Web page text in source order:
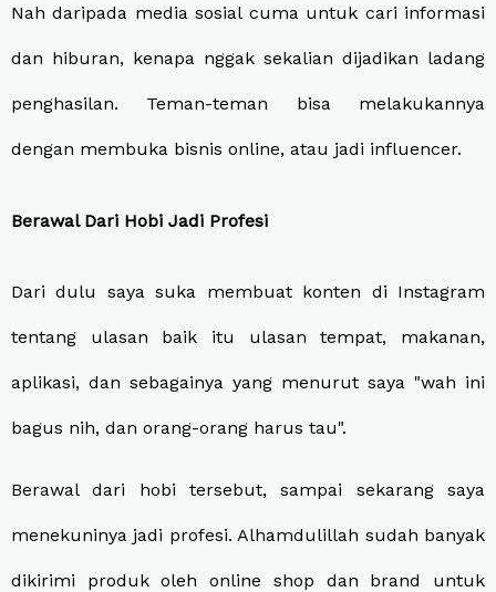
Nah daripada media sosial cuma untuk cari informasi
dan hiburan, kenapa nggak sekalian dijadikan ladang
penghasilan. Teman-teman bisa melakukannya
dengan membuka bisnis online, atau jadi influencer.
Berawal Dari Hobi Jadi Profesi
Dari dulu saya suka membuat konten di Instagram
tentang ulasan baik itu ulasan tempat, makanan,
aplikasi, dan sebagainya yang menurut saya "wah ini
bagus nih, dan orang-orang harus tau".
Berawal dari hobi tersebut, sampai sekarang saya
menekuninya jadi profesi. Alhamdulillah sudah banyak
dikirimi produk oleh online shop dan brand untuk